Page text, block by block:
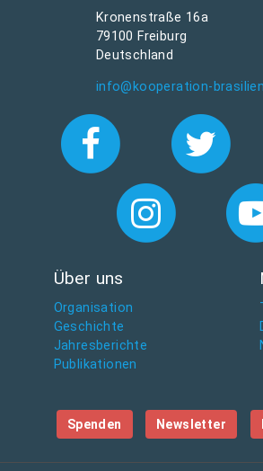
Kronenstraße 16a
79100 Freiburg
Deutschland
info@kooperation-
Über uns
Organisation
Geschichte
Jahresberichte
Publikationen
Spenden Newsletter